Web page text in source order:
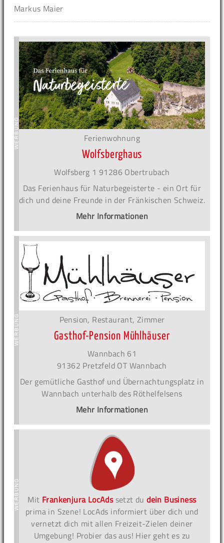
Markus Maier
Ferienwohnung
Wolfsberghaus
Wolfsberg 1 91286 Obertrubach
Das Ferienhaus für Naturbegeisterte - ein Ort für
dich und deine Freunde in der Fränkischen Schweiz.
Mehr Informationen
Pension, Restaurant, Zimmer
Gasthof-Pension Mühlhäuser
Wannbach 61
91362 Pretzfeld OT Wannbach
Der gemütliche Gasthof und Übernachtungsplatz in
Wannbach unterhalb des Röthelfelsens
Mehr Informationen
Mit Frankenjura LocAdssetzt dudein Business
prima in Szene! LocAds informiert über dich und
vernetzt dich mit allen Freizeit-Zielen deiner
Umgebung! Probier das aus! Hier geht es zu